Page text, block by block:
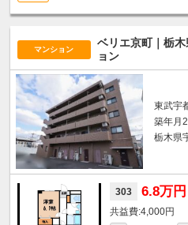
マンション
ベリエ京町｜栃
ョン
東武宇
築年月
栃木県
303 6.8万円
4,000円